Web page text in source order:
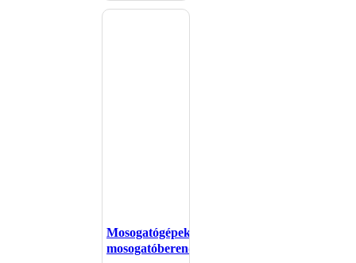
Mosogatógépek,
mosogatóberendezések